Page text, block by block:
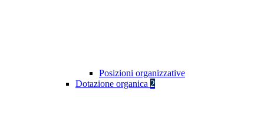
Posizioni organizzative
Dotazione organica 2